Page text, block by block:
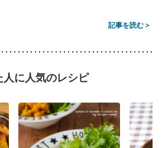
記事を読む >
に人気のレシピ